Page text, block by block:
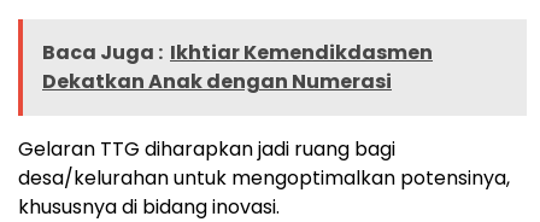
Baca Juga : Ikhtiar Kemendikdasmen
Dekatkan Anak dengan Numerasi
Gelaran TTG diharapkan jadi ruang bagi
desa/kelurahan untuk mengoptimalkan potensinya,
khususnya di bidang inovasi.